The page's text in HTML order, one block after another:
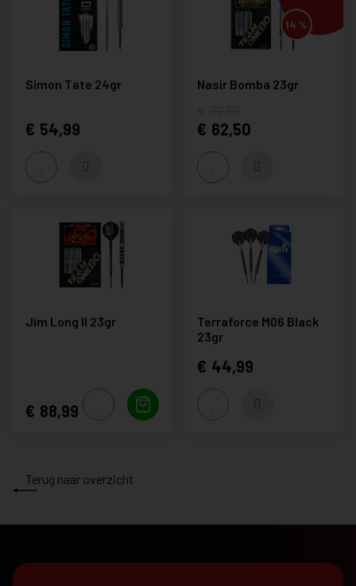
Simon Tate 24gr
54,99
14 %
Nasir Bomba 23gr
62,50
Jim Long II 23gr
88,99
Terraforce M06 Black
23gr
44,99
Terug naar overzicht